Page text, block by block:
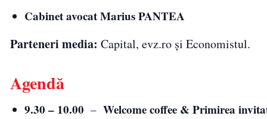
Cabinet avocat Marius PANTEA
Parteneri media: Capital, evz.ro și Economistul.
Agendă
9.30 – 10.00 – Welcome coffee & Primirea